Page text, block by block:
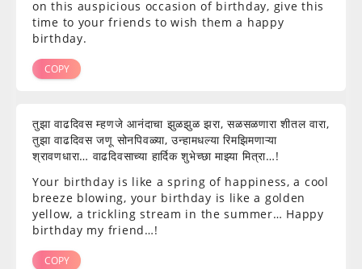
on this auspicious occasion of birthday, give this
time to your friends to wish them a happy
birthday.
COPY
तुझा वाढदिवस म्हणजे आनंदाचा झुळझुळ झरा, सळसळणारा शीतल वारा,
तुझा वाढदिवस जणू सोनपिवळ्या, उन्हामधल्या रिमझिमणाऱ्या
श्रावणधारा… वाढदिवसाच्या हार्दिक शुभेच्छा माझ्या मित्रा…!
Your birthday is like a spring of happiness, a cool
breeze blowing, your birthday is like a golden
yellow, a trickling stream in the summer… Happy
birthday my friend…!
COPY